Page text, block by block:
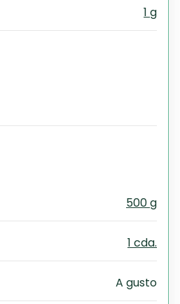
1 g
500 g
1 cda.
A gusto